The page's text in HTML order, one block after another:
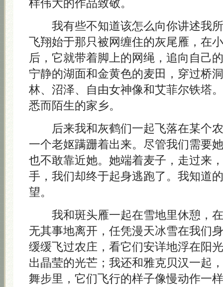
样伟大的作品致敬。
我有些不知道该怎么向你讲述我
飞翔始于那只被网缠住的灰尾雁，在
后，它就带着脚上的网绳，追向自己
宁静的湖面和金黄色的麦田，穿过桥
林、沼泽、自由女神像和艾菲尔铁塔
悉而陌生的家乡。
后来我和灰鹤们一起飞落在某个农
一个老妪蹒跚着出来。尽管我们需要
也不敢靠近她。她端着麦子，走过来
手，我们却终于起身逃跑了。我知道
望。
我和斑头雁一起在雪地里休憩，在
无其事地离开，任凭漫天冰雪在我们
缓缓飞过农庄，看它们安详地浮在阳
出晶莹的光芒；我还和雅克贝汉一起
舞步里，它们飞行的样子像慢动作一